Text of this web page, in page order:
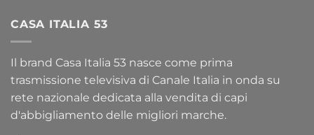
CASA ITALIA 53
Il brand Casa Italia 53 nasce come prima
trasmissione televisiva di Canale Italia in onda su
rete nazionale dedicata alla vendita di capi
d'abbigliamento delle migliori marche.